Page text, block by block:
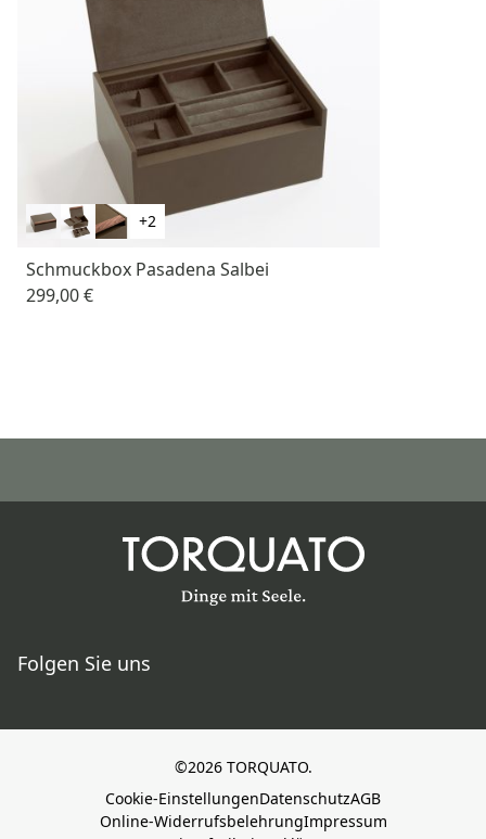
+2
Schmuckbox Pasadena Salbei
299,00 €
Folgen Sie uns
©2026 TORQUATO.
Cookie-EinstellungenDatenschutzAGB
Online-WiderrufsbelehrungImpressum